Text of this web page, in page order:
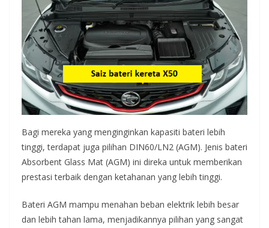
Bagi mereka yang menginginkan kapasiti bateri lebih
tinggi, terdapat juga pilihan DIN60/LN2 (AGM). Jenis bateri
Absorbent Glass Mat (AGM) ini direka untuk memberikan
prestasi terbaik dengan ketahanan yang lebih tinggi.
Bateri AGM mampu menahan beban elektrik lebih besar
dan lebih tahan lama, menjadikannya pilihan yang sangat